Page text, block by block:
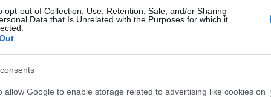
opt-out of Collection, Use, Retention, Sale, and/or Sharing
Data that Is Unrelated with the Purposes for which it
allow Google to enable storage related to advertising like cookies on
fordulóban a Fradi és a Honvéd kivételével
más idegenben játszik majd - ez annyi mint 10
- és ismét lesz párcserés meccs, csakúgy mint 2
ezelőtt ; most a Loki megy Felcsútra, de a Vidivel
cserében a Puskás nevével - és nem annak